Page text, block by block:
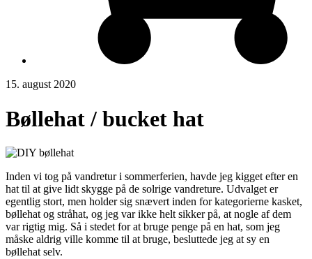
15. august 2020
Bøllehat / bucket hat
Inden vi tog på vandretur i sommerferien, havde jeg kigget efter en
hat til at give lidt skygge på de solrige vandreture. Udvalget er
egentlig stort, men holder sig snævert inden for kategorierne kasket,
bøllehat og stråhat, og jeg var ikke helt sikker på, at nogle af dem
var rigtig mig. Så i stedet for at bruge penge på en hat, som jeg
måske aldrig ville komme til at bruge, besluttede jeg at sy en
bøllehat selv.